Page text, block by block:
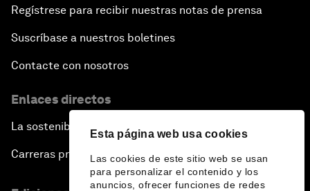
Esta página web usa cookies
Las cookies de este sitio web se usan
para personalizar el contenido y los
anuncios, ofrecer funciones de redes
Regístrese para recibir nuestras notas de prensa
Suscríbase a nuestros boletines
Contacte con nosotros
Enlaces directos
La sostenibilidad en el Foro
Carreras profesionales